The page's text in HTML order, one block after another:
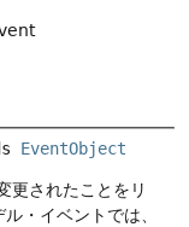
EventObject
されたことをリ
ル・イベントでは、